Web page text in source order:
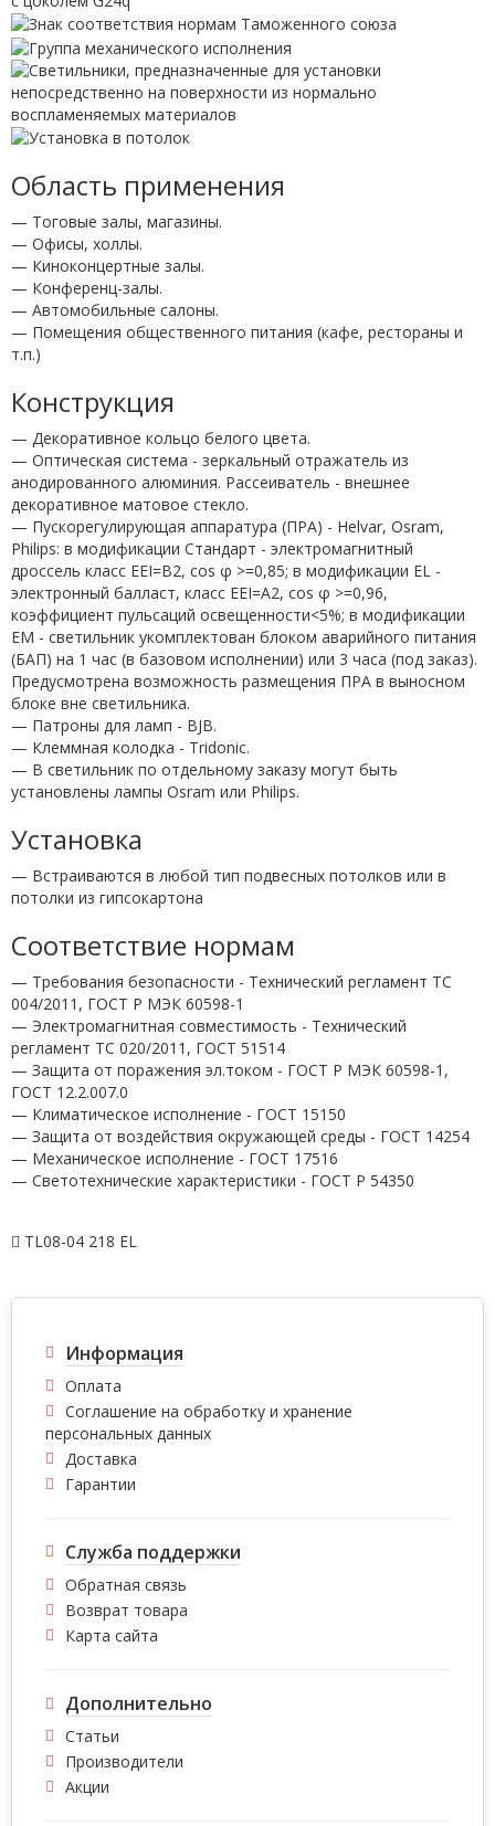
Область применения
— Тоговые залы, магазины.
— Офисы, холлы.
— Киноконцертные залы.
— Конференц-залы.
— Автомобильные салоны.
— Помещения общественного питания (кафе, рестораны и
т.п.)
Конструкция
— Декоративное кольцо белого цвета.
— Оптическая система - зеркальный отражатель из
анодированного алюминия. Рассеиватель - внешнее
декоративное матовое стекло.
— Пускорегулирующая аппаратура (ПРА) - Helvar, Osram,
Philips: в модификации Стандарт - электромагнитный
дроссель класс EEI=B2, cos φ >=0,85; в модификации EL -
электронный балласт, класс EEI=A2, cos φ >=0,96,
коэффициент пульсаций освещенности<5%; в модификации
EM - светильник укомплектован блоком аварийного питания
(БАП) на 1 час (в базовом исполнении) или 3 часа (под заказ).
Предусмотрена возможность размещения ПРА в выносном
блоке вне светильника.
— Патроны для ламп - BJB.
— Клеммная колодка - Tridonic.
— В светильник по отдельному заказу могут быть
установлены лампы Osram или Philips.
Установка
— Встраиваются в любой тип подвесных потолков или в
потолки из гипсокартона
Соответствие нормам
— Требования безопасности - Технический регламент ТС
004/2011, ГОСТ Р МЭК 60598-1
— Электромагнитная совместимость - Технический
регламент ТС 020/2011, ГОСТ 51514
— Защита от поражения эл.током - ГОСТ Р МЭК 60598-1,
ГОСТ 12.2.007.0
— Климатическое исполнение - ГОСТ 15150
— Защита от воздействия окружающей среды - ГОСТ 14254
— Механическое исполнение - ГОСТ 17516
— Светотехнические характеристики - ГОСТ P 54350
TL08-04 218 EL
Информация
Оплата
Соглашение на обработку и хранение
персональных данных
Доставка
Гарантии
Служба поддержки
Обратная связь
Возврат товара
Карта сайта
Дополнительно
Статьи
Производители
Акции